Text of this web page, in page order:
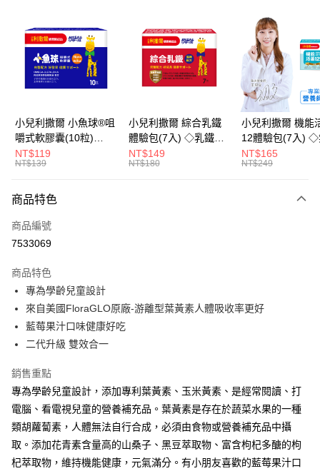
LINE Pay
Apple Pay
街口支付
悠遊付
Google Pay
全盈+PAY
大哥付你分期
【大哥付你分期使用說明】
1.本服務由台灣大哥大提供，台灣大哥大用戶可立即使用無須另外申請。
流程，驗證手機門號後，選擇欲分期的期數、繳款截止日，確認付款後即完
成交易。
3.實際核准額度、可分期數及費用金額請依後續交易確認頁面所載為準。
4.訂單成立30分鐘內，如未前往確認交易或遇審核未通過，訂單將自動取
法說明評估內容。
【繳款方式說明】
醒簡訊。
帳／街口支付／iPASS MONEY」等通路繳費。
【注意事項】
1.本服務係由「台灣大哥大股份有限公司」（以下簡稱本公司）所提供，讓
用戶於交易時，得透過本服務購買商品或服務，並由商店將買賣／分期付款
買賣價金債權讓與本公司後，依約使用本公司帳單繳交帳款。
AFTEE先享後付
【關於「AFTEE先享後付」】
AFTEE先享後付是「在收到商品之後才付款」的支付方式。 讓您購物簡單
便利好安心！
１．簡單：不需註冊會員、不需綁卡、不需儲值。
２．便利：只要手機號碼，簡訊認證，即可結帳。
３．安心：先確認商品／服務後，再付款。
１．於結帳方式選擇「AFTEE先享後付」後，將跳轉至「AFTEE先享後付」
結帳頁面，進行簡訊認證並確認金額後，即可完成結帳。
３．收到繳費通知簡訊後14天內，點擊此簡訊中的連結，可透過四大超商／
ATM／網路銀行／等多元方式進行付款，方視為交易完成。
※ 請注意：結帳手續完成當下不需立刻繳費，但若您需要取消訂單，請聯絡
購買商品的店家。未經商家同意取消之訂單仍視為有效，需透過AFTEE先享
後付繳納相關費用。
ATM付款
全家取貨付款
7-11取貨付款
每筆NT$65，滿NT$1,300(含以上)免運費
宅配
每筆NT$85，滿NT$1,300(含以上)免運費
小兒利撒爾 小魚球®咀
嚼式軟膠囊(10粒)
◇OMEGA-
3(EPA+DHA)+rTG型魚
NT$119
NT$139
小兒利撒爾 綜合乳鐵
體驗包(7入) ◇乳鐵蛋
白+藻精蛋白+DHA藻
油+專利大豆卵磷脂 成
NT$149
NT$180
小兒利撒爾 機能
12體驗包(7入) ◇
糖添加◇
NT$165
NT$249
商品特色
商品編號
7533069
商品特色
專為學齡兒童設計
來自美國FloraGLO原廠-游離型葉黃素人體吸收率更好
藍莓果汁口味健康好吃
二代升級 雙效合一
銷售重點
專為學齡兒童設計，添加專利葉黃素、玉米黃素、是經常閱讀、打
電腦、看電視兒童的營養補充品。葉黃素是存在於蔬菜水果的一種
類胡蘿蔔素，人體無法自行合成，必須由食物或營養補充品中攝
取。添加花青素含量高的山桑子、黑豆萃取物、富含枸杞多醣的枸
杞萃取物，維持機能健康，元氣滿分。有小朋友喜歡的藍莓果汁口